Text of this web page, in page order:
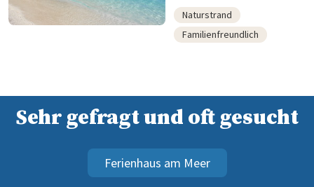
Naturstrand
Familienfreundlich
Sehr gefragt und oft gesucht
Ferienhaus am Meer